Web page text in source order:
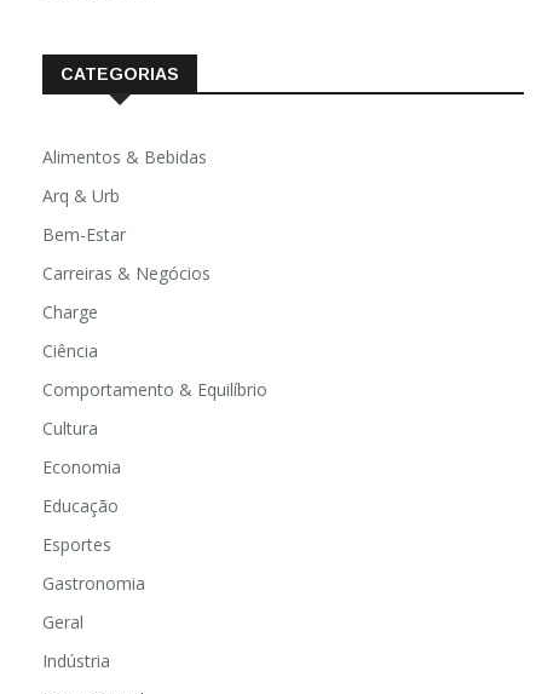
CATEGORIAS
Alimentos & Bebidas
Arq & Urb
Bem-Estar
Carreiras & Negócios
Charge
Ciência
Comportamento & Equilíbrio
Cultura
Economia
Educação
Esportes
Gastronomia
Geral
Indústria